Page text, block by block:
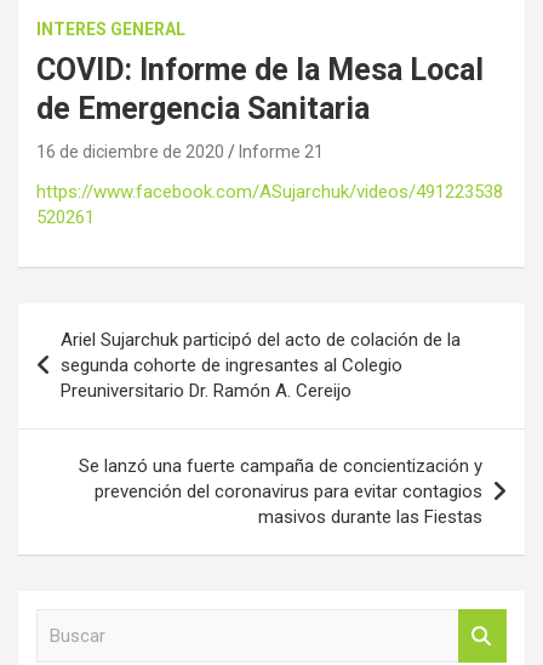
INTERES GENERAL
COVID: Informe de la Mesa Local
de Emergencia Sanitaria
16 de diciembre de 2020 Informe 21
https://www.facebook.com/ASujarchuk/videos/491223538
520261
de
entradas
Ariel Sujarchuk participó del acto de colación de la
segunda cohorte de ingresantes al Colegio
Preuniversitario Dr. Ramón A. Cereijo
Se lanzó una fuerte campaña de concientización y
prevención del coronavirus para evitar contagios
masivos durante las Fiestas